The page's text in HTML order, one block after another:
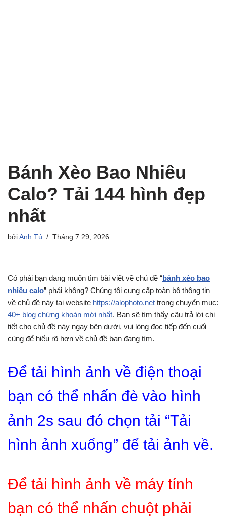
Bánh Xèo Bao Nhiêu
Calo? Tải 144 hình đẹp
nhất
bởi Anh Tú Tháng 7 29, 2026
Có phải bạn đang muốn tìm bài viết về chủ đề “bánh xèo bao
nhiêu calo” phải không? Chúng tôi cung cấp toàn bộ thông tin
về chủ đề này tại website https://alophoto.net trong chuyển mục:
40+ blog chứng khoán mới nhất. Bạn sẽ tìm thấy câu trả lời chi
tiết cho chủ đề này ngay bên dưới, vui lòng đọc tiếp đến cuối
cùng để hiểu rõ hơn về chủ đề bạn đang tìm.
Để tải hình ảnh về điện thoại
bạn có thể nhấn đè vào hình
ảnh 2s sau đó chọn tải “Tải
hình ảnh xuống” để tải ảnh về.
Để tải hình ảnh về máy tính
bạn có thể nhấn chuột phải